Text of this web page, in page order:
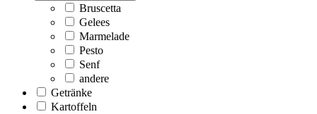
Bruscetta
Gelees
Marmelade
Pesto
Senf
andere
Getränke
Kartoffeln